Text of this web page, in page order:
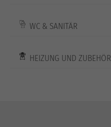
WC & SANITÄR
HEIZUNG UND ZUBEHÖR